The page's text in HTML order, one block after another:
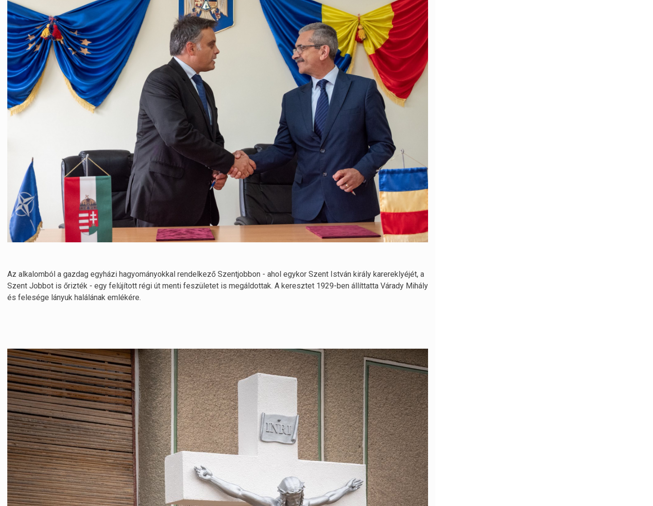
Az alkalomból a gazdag egyházi hagyományokkal rendelkező Szentjobbon - ahol egykor Szent István király karereklyéjét, a
Szent Jobbot is őrizték - egy felújított régi út menti feszületet is megáldottak. A keresztet 1929-ben állíttatta Várady Mihály
és felesége lányuk halálának emlékére.